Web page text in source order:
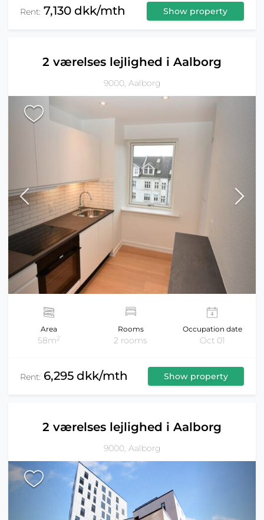
Rent: 7,130 dkk/mth Show property
2 værelses lejlighed i Aalborg
9000, Aalborg
Area
58m2
Rooms
2 rooms
Occupation date
Oct 01
Rent: 6,295 dkk/mth Show property
2 værelses lejlighed i Aalborg
9000, Aalborg